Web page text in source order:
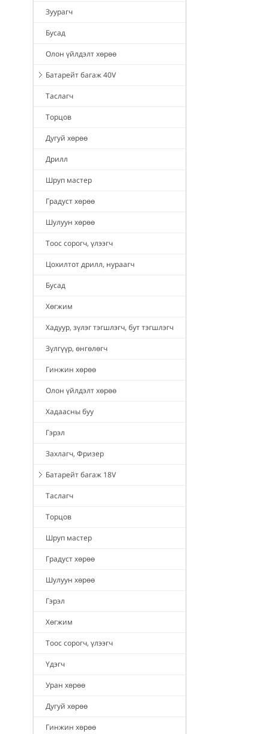
Зуурагч
Бусад
Олон үйлдэлт хөрөө
Батарейт багаж 40V
Таслагч
Торцов
Дугуй хөрөө
Дрилл
Шруп мастер
Градуст хөрөө
Шулуун хөрөө
Тоос сорогч, үлээгч
Цохилтот дрилл, нураагч
Бусад
Хөгжим
Хадуур, зүлэг тэгшлэгч, бут тэгшлэгч
Зүлгүүр, өнгөлөгч
Гинжин хөрөө
Олон үйлдэлт хөрөө
Хадаасны буу
Гэрэл
Захлагч, Фризер
Батарейт багаж 18V
Таслагч
Торцов
Шруп мастер
Градуст хөрөө
Шулуун хөрөө
Гэрэл
Хөгжим
Тоос сорогч, үлээгч
Үдэгч
Уран хөрөө
Дугуй хөрөө
Гинжин хөрөө